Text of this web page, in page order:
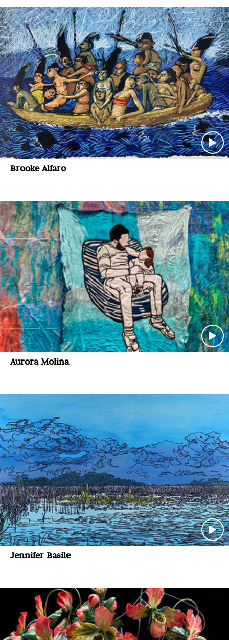
Brooke Alfaro
Aurora Molina
Jennifer Basile